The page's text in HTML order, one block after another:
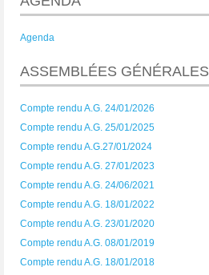
Agenda
ASSEMBLÉES GÉNÉRALES
Compte rendu A.G. 24/01/2026
Compte rendu A.G. 25/01/2025
Compte rendu A.G.27/01/2024
Compte rendu A.G. 27/01/2023
Compte rendu A.G. 24/06/2021
Compte rendu A.G. 18/01/2022
Compte rendu A.G. 23/01/2020
Compte rendu A.G. 08/01/2019
Compte rendu A.G. 18/01/2018